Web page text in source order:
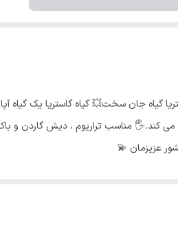
گیاه جان سخت💥 گیاه گاستریا یک گیاه
کند.🖐 مناسب تراریوم ، دیش گاردن و باکس
عزیزمان 💫